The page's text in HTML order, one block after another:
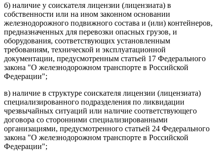
б) наличие у соискателя лицензии (лицензиата) в
собственности или на ином законном основании
железнодорожного подвижного состава и (или) контейнеров,
предназначенных для перевозки опасных грузов, и
оборудования, соответствующих установленным
требованиям, технической и эксплуатационной
документации, предусмотренным статьей 17 Федерального
закона "О железнодорожном транспорте в Российской
Федерации";
в) наличие в структуре соискателя лицензии (лицензиата)
специализированного подразделения по ликвидации
чрезвычайных ситуаций или наличие соответствующего
договора со сторонними специализированными
организациями, предусмотренного статьей 24 Федерального
закона "О железнодорожном транспорте в Российской
Федерации";